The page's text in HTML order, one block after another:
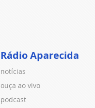
Rádio Aparecida
notícias
ouça ao vivo
podcast